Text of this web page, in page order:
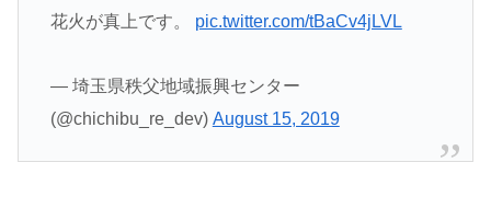
花火が真上です。 pic.twitter.com/tBaCv4jLVL
— 埼玉県秩父地域振興センター
(@chichibu_re_dev) August 15, 2019